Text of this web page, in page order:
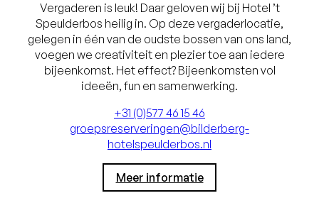
Vergaderen is leuk! Daar geloven wij bij Hotel ’t
Speulderbos heilig in. Op deze vergaderlocatie,
gelegen in één van de oudste bossen van ons land,
voegen we creativiteit en plezier toe aan iedere
bijeenkomst. Het effect? Bijeenkomsten vol
ideeën, fun en samenwerking.
+31 (0)577 46 15 46
groepsreserveringen@bilderberg-
hotelspeulderbos.nl
Meer informatie